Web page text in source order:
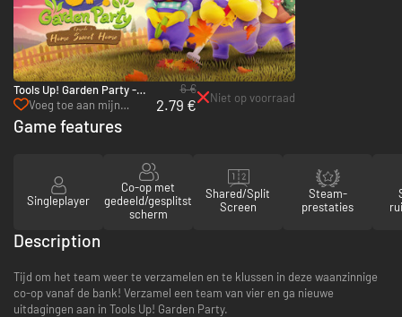
Tools Up! Garden Party -
Episode 3: Home Sweet
Home - PC (Steam)
Voeg toe aan mijn
verlanglijst
6 €
2.79 € Niet op voorraad
Game features
Singleplayer
Co-op met
gedeeld/gesplitst
scherm
Shared/Split
Screen
Steam-
prestaties
Description
Tijd om het team weer te verzamelen en te klussen in deze waanzinnige
co-op vanaf de bank! Verzamel een team van vier en ga nieuwe
uitdagingen aan in Tools Up! Garden Party.